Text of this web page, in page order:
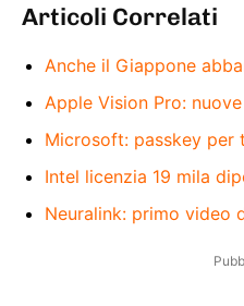
Articoli Correlati
Anche il Giappone
Apple Vision Pro:
Microsoft: passkey per
Intel licenzia 19 mila
Neuralink: primo video